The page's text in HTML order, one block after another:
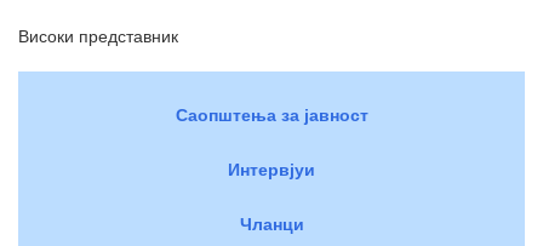
Високи представник
Саопштења за јавност
Интервјуи
Чланци